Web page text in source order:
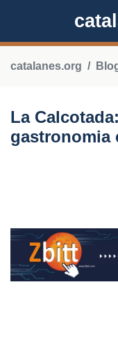
catalanes.org
La
gastronomia